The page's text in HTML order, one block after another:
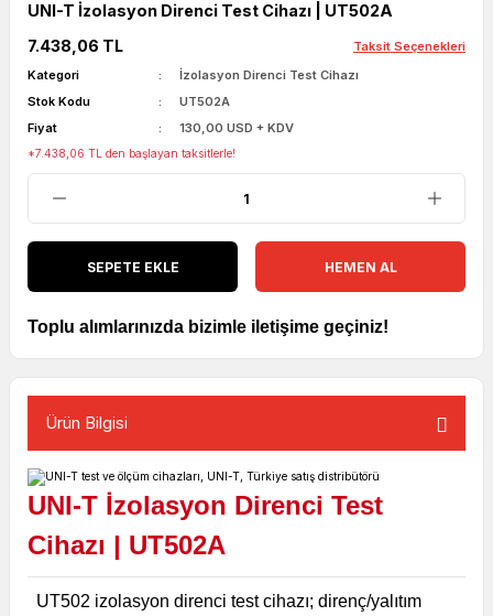
UNI-T İzolasyon Direnci Test Cihazı | UT502A
7.438,06 TL
Taksit Seçenekleri
Kategori
İzolasyon Direnci Test Cihazı
Stok Kodu
UT502A
Fiyat
130,00 USD + KDV
*7.438,06 TL den başlayan taksitlerle!
SEPETE EKLE HEMEN AL
Toplu alımlarınızda bizimle iletişime geçiniz!
Ürün Bilgisi
UNI-T İzolasyon Direnci Test
Cihazı | UT502A
UT502 izolasyon direnci test cihazı; direnç/yalıtım